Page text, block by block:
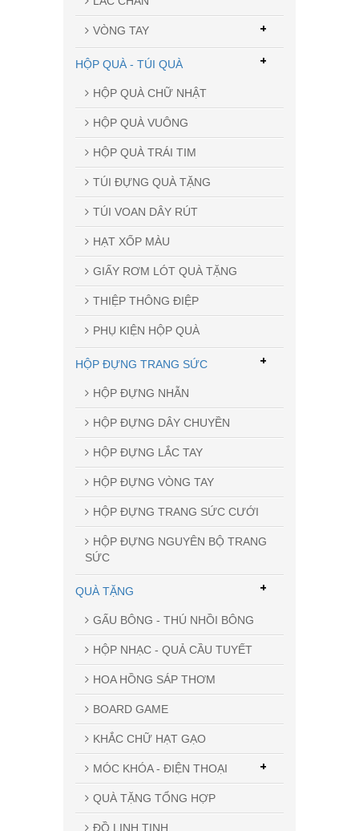
VÒNG TAY +
HỘP QUÀ - TÚI QUÀ
HỘP QUÀ CHỮ NHẬT
HỘP QUÀ VUÔNG
HỘP QUÀ TRÁI TIM
TÚI ĐỰNG QUÀ TẶNG
TÚI VOAN DÂY RÚT
HẠT XỐP MÀU
GIẤY RƠM LÓT QUÀ TẶNG
THIỆP THÔNG ĐIỆP
PHỤ KIỆN HỘP QUÀ
+
HỘP ĐỰNG TRANG SỨC
HỘP ĐỰNG NHẪN
HỘP ĐỰNG DÂY CHUYỀN
HỘP ĐỰNG LẮC TAY
HỘP ĐỰNG VÒNG TAY
HỘP ĐỰNG TRANG SỨC CƯỚI
HỘP ĐỰNG NGUYÊN BỘ TRANG
SỨC
+
QUÀ TẶNG
GẤU BÔNG - THÚ NHỒI BÔNG
HỘP NHẠC - QUẢ CẦU TUYẾT
HOA HỒNG SÁP THƠM
BOARD GAME
KHẮC CHỮ HẠT GẠO
MÓC KHÓA - ĐIỆN THOẠI +
QUÀ TẶNG TỔNG HỢP
ĐỒ LINH TINH
+